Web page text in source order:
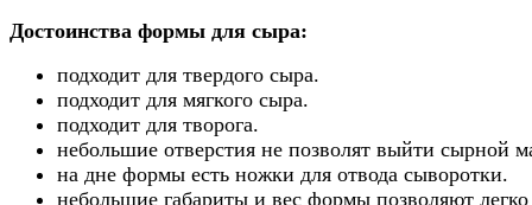
Достоинства формы для сыра:
подходит для твердого сыра.
подходит для мягкого сыра.
подходит для творога.
небольшие отверстия не позволят выйти сырной
на дне формы есть ножки для отвода сыворотки.
небольшие габариты и вес формы позволяют